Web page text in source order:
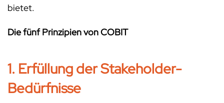
bietet.
Die fünf Prinzipien von COBIT
1. Erfüllung der Stakeholder-
Bedürfnisse